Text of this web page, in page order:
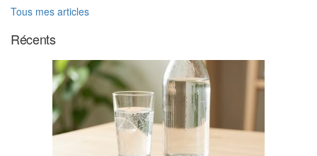
Tous mes articles
Récents